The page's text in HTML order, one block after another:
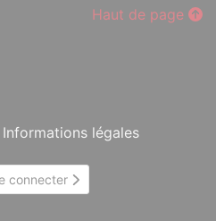
Haut de page
Informations légales
connecter